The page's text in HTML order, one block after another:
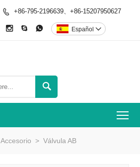
 +86-795-2196639、+86-15207950627
   Español 

Accesorio > Válvula AB